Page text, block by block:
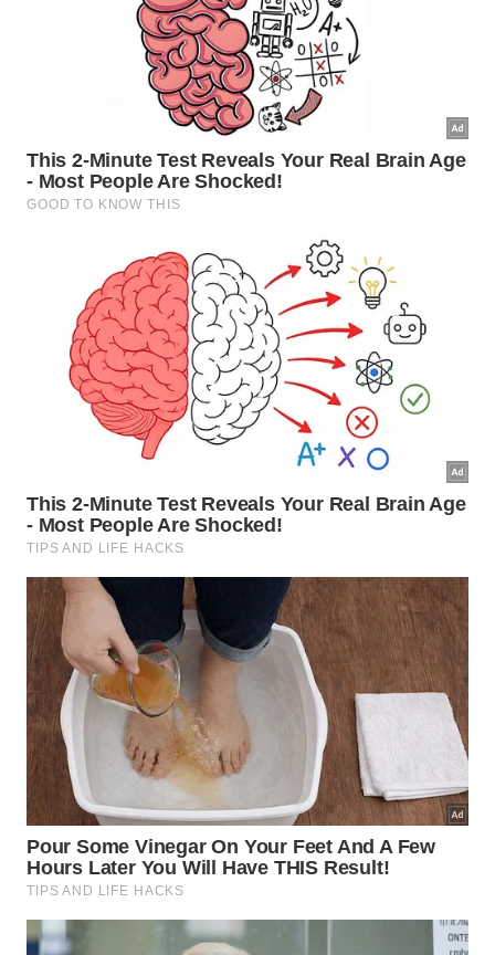
perturbação oferecem condições favoráveis para
que esses insetos fiquem por perto, principalmente
noitee amadrugada.
Eles também participam da cadeia ecológica,
consumindo restos orgânicos e servindo de
alimento para aves, lagartixas e outros animais.
Quando aparecem em pequena quantidade, podem
interferência
A presença deles costuma estar ligada a:
Canteiros com vegetação e abrigo.
Folhas secas acumuladas em áreas externas.
Solo com umidade moderada.
Menor uso de inseticidas no jardim.
Noites quentes, período em que ficam mais
Quando o som dos grilos deixa de
Esse comportamento geralmente está ligado à
comunicação, reprodução e equilíbrio do ambiente.
O problema aparece quando há quantidade
excessiva dentro de casa, sujeira acumulada ou
incômodo constante.
Para manter o equilíbrio, evite inseticidas sem
necessidade, remova restos orgânicos em excesso,
vede frestas internas e mantenha o jardim limpo
sem eliminar toda a vida natural. Assim, o canto do
grilo continua sendo um
perto, não um transtorno doméstico.